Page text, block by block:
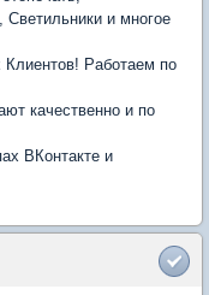
Светильники и многое
Работаем по
качественно и по
ВКонтакте и